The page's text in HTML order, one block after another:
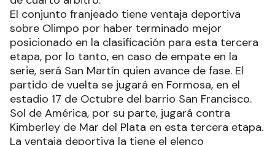
El conjunto franjeado tiene ventaja deportiva
sobre Olimpo por haber terminado mejor
posicionado en la clasificación para esta tercera
etapa, por lo tanto, en caso de empate en la
serie, será San Martín quien avance de fase. El
partido de vuelta se jugará en Formosa, en el
estadio 17 de Octubre del barrio San Francisco.
Sol de América, por su parte, jugará contra
Kimberley de Mar del Plata en esta tercera etapa.
La ventaja deportiva la tiene el elenco